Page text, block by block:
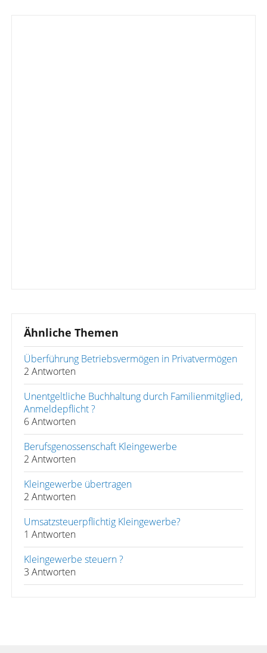
Ähnliche Themen
Überführung Betriebsvermögen in Privatvermögen
2 Antworten
Unentgeltliche Buchhaltung durch Familienmitglied,
Anmeldepflicht ?
6 Antworten
Berufsgenossenschaft Kleingewerbe
2 Antworten
Kleingewerbe übertragen
2 Antworten
Umsatzsteuerpflichtig Kleingewerbe?
1 Antworten
Kleingewerbe steuern ?
3 Antworten